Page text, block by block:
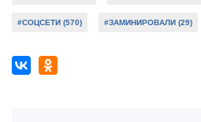
#СОЦСЕТИ (570) #ЗАМИНИРОВАЛИ (29)